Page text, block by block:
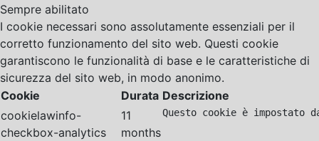
Sempre abilitato
I cookie necessari sono assolutamente essenziali per il
corretto funzionamento del sito web. Questi cookie
garantiscono le funzionalità di base e le caratteristiche di
sicurezza del sito web, in modo anonimo.
Cookie
Durata Descrizione
cookielawinfo-
checkbox-analytics
11
months
Questo cookie è